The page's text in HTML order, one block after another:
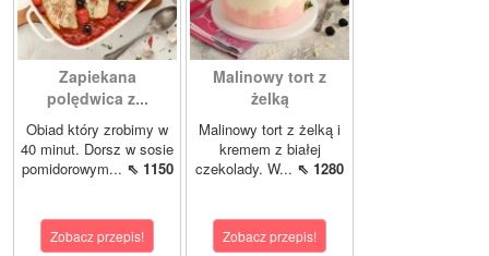
Zapiekana
polędwica z...
Obiad który zrobimy w
40 minut. Dorsz w sosie
pomidorowym... ⇖ 1150
Zobacz przepis!
Malinowy tort z
żelką
Malinowy tort z żelką i
kremem z białej
czekolady. W... ⇖ 1280
Zobacz przepis!